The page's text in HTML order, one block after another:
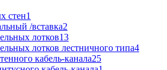
стен1
/вставка2
лотков13
лотков лестничного типа4
кабель-канала25